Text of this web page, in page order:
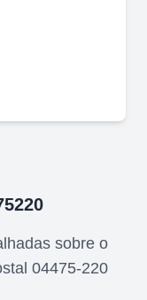
sobre o
04475-220